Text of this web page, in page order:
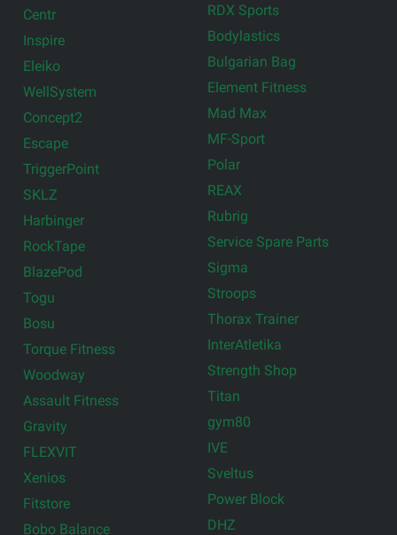
Centr
Inspire
Eleiko
WellSystem
Concept2
Escape
TriggerPoint
SKLZ
Harbinger
RockTape
BlazePod
Togu
Bosu
Torque Fitness
Woodway
Assault Fitness
Gravity
FLEXVIT
Xenios
Fitstore
Bobo Balance
RDX Sports
Bodylastics
Bulgarian Bag
Element Fitness
Mad Max
MF-Sport
Polar
REAX
Rubrig
Service Spare Parts
Sigma
Stroops
Thorax Trainer
InterAtletika
Strength Shop
Titan
gym80
IVE
Sveltus
Power Block
DHZ